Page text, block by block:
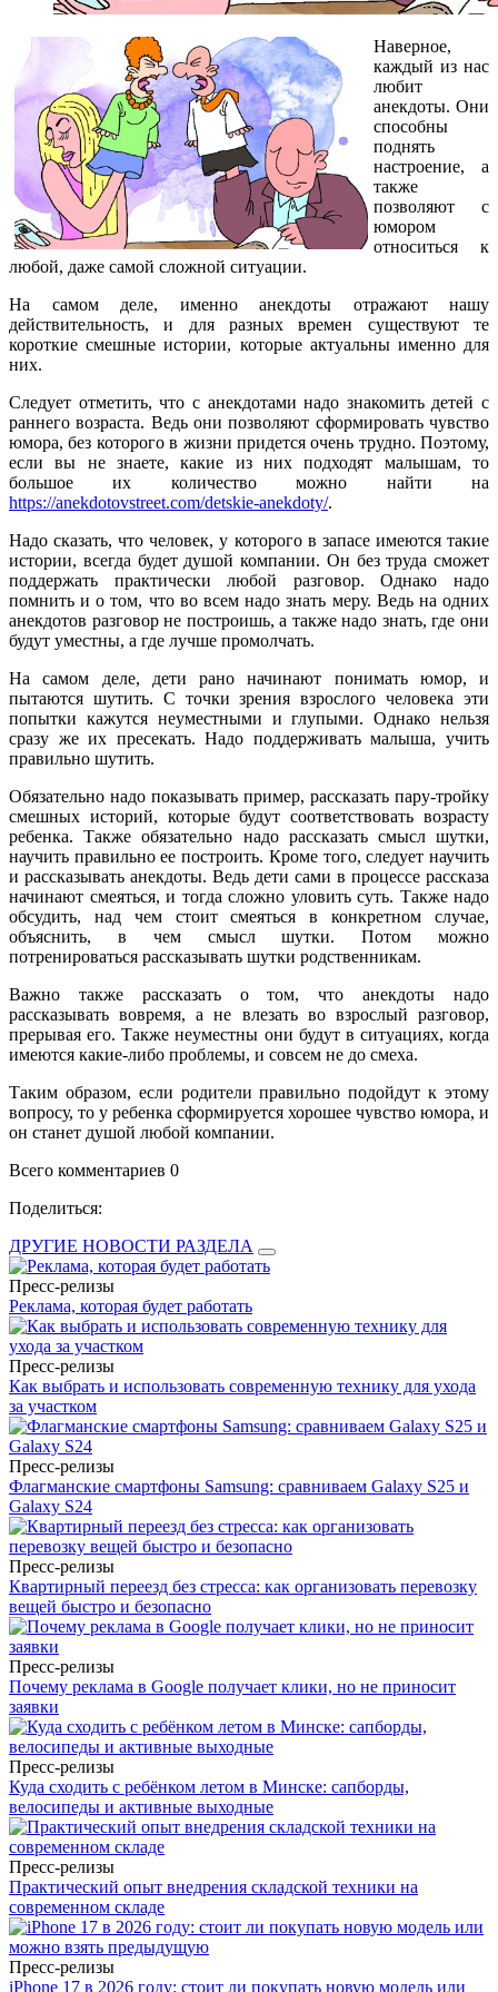
Наверное,
каждый из нас
любит
анекдоты. Они
способны
поднять
настроение, а
также
позволяют с
юмором
относиться к
любой, даже самой сложной ситуации.
На самом деле, именно анекдоты отражают нашу
действительность, и для разных времен существуют те
короткие смешные истории, которые актуальны именно для
них.
Следует отметить, что с анекдотами надо знакомить детей с
раннего возраста. Ведь они позволяют сформировать чувство
юмора, без которого в жизни придется очень трудно. Поэтому,
если вы не знаете, какие из них подходят малышам, то
большое их количество можно найти на
https://anekdotovstreet.com/detskie-anekdoty/.
Надо сказать, что человек, у которого в запасе имеются такие
истории, всегда будет душой компании. Он без труда сможет
поддержать практически любой разговор. Однако надо
помнить и о том, что во всем надо знать меру. Ведь на одних
анекдотов разговор не построишь, а также надо знать, где они
будут уместны, а где лучше промолчать.
На самом деле, дети рано начинают понимать юмор, и
пытаются шутить. С точки зрения взрослого человека эти
попытки кажутся неуместными и глупыми. Однако нельзя
сразу же их пресекать. Надо поддерживать малыша, учить
правильно шутить.
Обязательно надо показывать пример, рассказать пару-тройку
смешных историй, которые будут соответствовать возрасту
ребенка. Также обязательно надо рассказать смысл шутки,
научить правильно ее построить. Кроме того, следует научить
и рассказывать анекдоты. Ведь дети сами в процессе рассказа
начинают смеяться, и тогда сложно уловить суть. Также надо
обсудить, над чем стоит смеяться в конкретном случае,
объяснить, в чем смысл шутки. Потом можно
потренироваться рассказывать шутки родственникам.
Важно также рассказать о том, что анекдоты надо
рассказывать вовремя, а не влезать во взрослый разговор,
прерывая его. Также неуместны они будут в ситуациях, когда
имеются какие-либо проблемы, и совсем не до смеха.
Таким образом, если родители правильно подойдут к этому
вопросу, то у ребенка сформируется хорошее чувство юмора, и
он станет душой любой компании.
Всего комментариев 0
Поделиться:
ДРУГИЕ НОВОСТИ РАЗДЕЛА
Пресс-релизы
Реклама, которая будет работать
Пресс-релизы
Как выбрать и использовать современную технику для ухода
за участком
Пресс-релизы
Флагманские смартфоны Samsung: сравниваем Galaxy S25 и
Galaxy S24
Пресс-релизы
Квартирный переезд без стресса: как организовать перевозку
вещей быстро и безопасно
Пресс-релизы
Почему реклама в Google получает клики, но не приносит
заявки
Пресс-релизы
Куда сходить с ребёнком летом в Минске: сапборды,
велосипеды и активные выходные
Пресс-релизы
Практический опыт внедрения складской техники на
современном складе
Пресс-релизы
iPhone 17 в 2026 году: стоит ли покупать новую модель или